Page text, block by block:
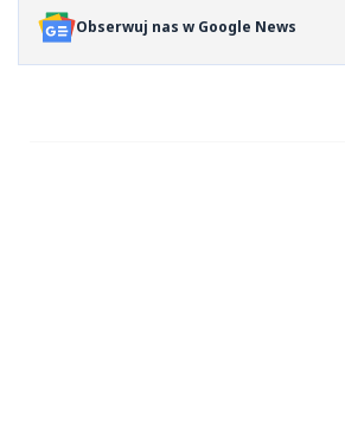
Obserwuj nas w Google News